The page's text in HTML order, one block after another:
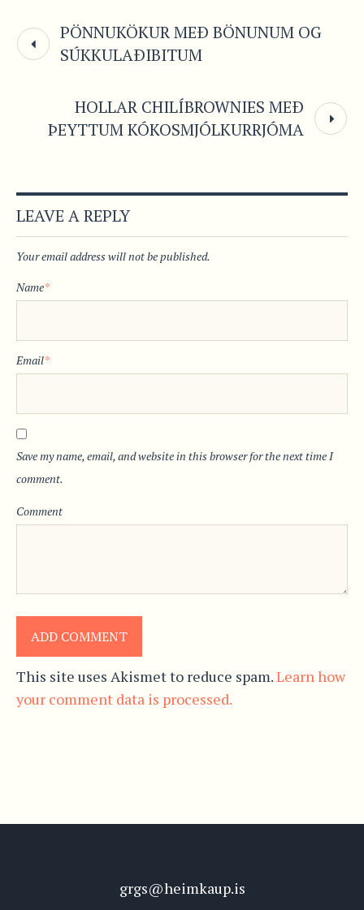
PÖNNUKÖKUR MEÐ BÖNUNUM OG
SÚKKULAÐIBITUM
HOLLAR CHILÍBROWNIES MEÐ
ÞEYTTUM KÓKOSMJÓLKURRJÓMA
LEAVE A REPLY
Your email address will not be published.
Name*
Email*
Save my name, email, and website in this browser for the next time I
comment.
Comment
This site uses Akismet to reduce spam.Learn how
your comment data is processed.
grgs@heimkaup.is